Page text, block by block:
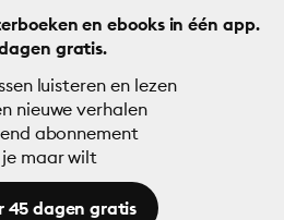
en ebooks in één app.
gratis.
luisteren en lezen
nieuwe verhalen
abonnement
maar wilt
45 dagen gratis